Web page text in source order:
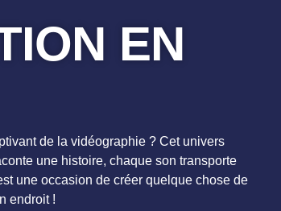
EN
de la vidéographie ? Cet univers
une histoire, chaque son transporte
une occasion de créer quelque chose de
endroit !